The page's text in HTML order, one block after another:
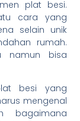
plat besi.
cara yang
selain unik
rumah.
namun bisa
besi yang
mengenal